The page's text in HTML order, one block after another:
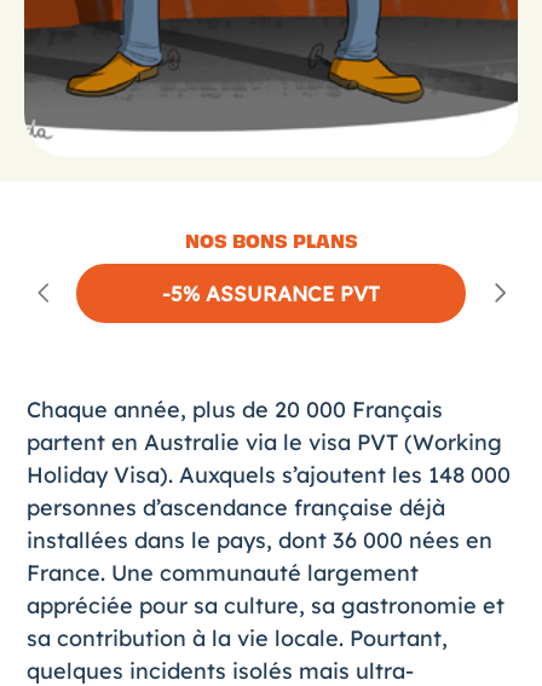
NOS BONS PLANS
-5% ASSURANCE PVT
Chaque année, plus de 20 000 Français
partent en Australie via le visa PVT (Working
Holiday Visa). Auxquels s’ajoutent les 148 000
personnes d’ascendance française déjà
installées dans le pays, dont 36 000 nées en
France. Une communauté largement
appréciée pour sa culture, sa gastronomie et
sa contribution à la vie locale. Pourtant,
quelques incidents isolés mais ultra-